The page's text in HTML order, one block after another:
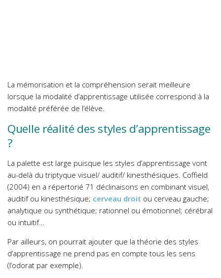
La mémorisation et la compréhension serait meilleure
lorsque la modalité d’apprentissage utilisée correspond à la
modalité préférée de l’élève.
Quelle réalité des styles d’apprentissage
?
La palette est large puisque les styles d’apprentissage vont
au-delà du triptyque visuel/ auditif/ kinesthésiques. Coffield
(2004) en a répertorié 71 déclinaisons en combinant visuel,
auditif ou kinesthésique; cerveau droit ou cerveau gauche;
analytique ou synthétique; rationnel ou émotionnel; cérébral
ou intuitif…
Par ailleurs, on pourrait ajouter que la théorie des styles
d’apprentissage ne prend pas en compte tous les sens
(l’odorat par exemple).